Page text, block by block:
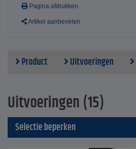
Pagina afdrukken
Artikel aanbevelen
Product Uitvoeringen
Uitvoeringen (15)
Selectie beperken